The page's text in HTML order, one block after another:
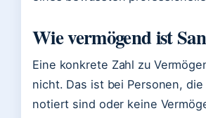
Wie vermögend ist
Eine konkrete Zahl zu
nicht. Das ist bei Personen,
notiert sind oder keine